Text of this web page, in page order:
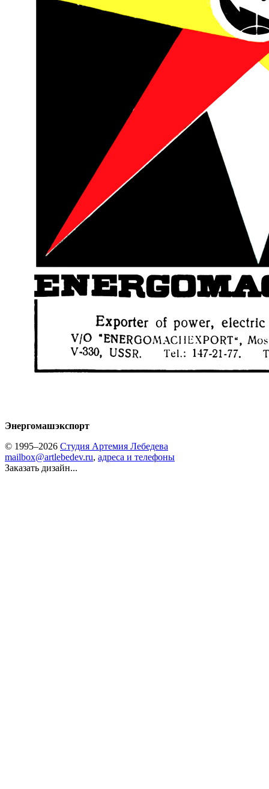
Энергомашэкспорт
© 1995–2026 Студия Артемия Лебедева
mailbox@artlebedev.ru, адреса и телефоны
Заказать дизайн...